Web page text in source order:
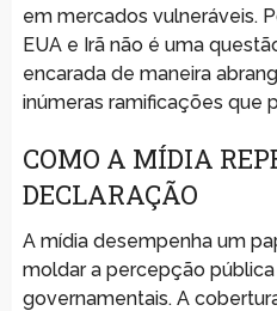
em mercados vulneráveis.
EUA e Irã não é uma
encarada de maneira
inúmeras ramificações que
COMO A MÍDIA
DECLARAÇÃO
A mídia desempenha um
moldar a percepção
governamentais. A